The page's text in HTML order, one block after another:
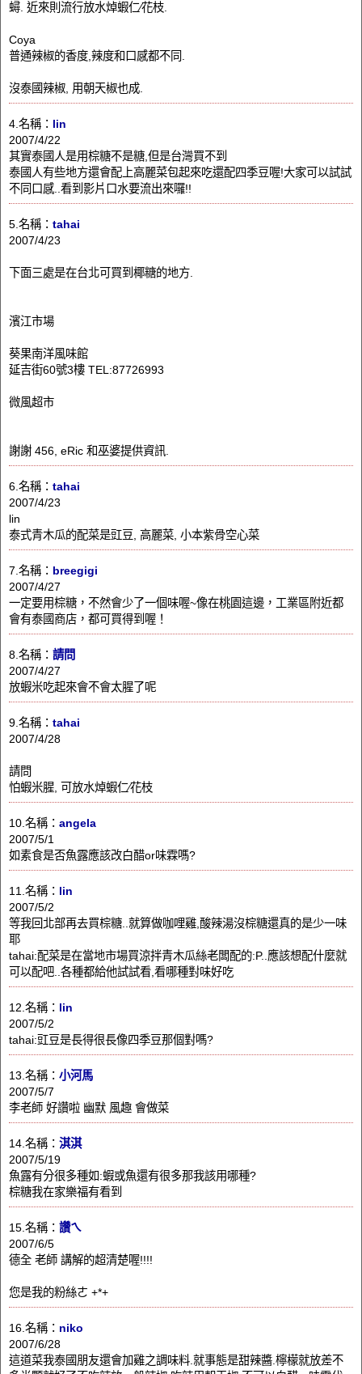
蟳. 近來則流行放水焯蝦仁∕花枝.
Coya
普通辣椒的香度,辣度和口感都不同.
沒泰國辣椒, 用朝天椒也成.
4.名稱： lin
2007/4/22
其實泰國人是用棕糖不是糖,但是台灣買不到
泰國人有些地方還會配上高麗菜包起來吃還配四季豆喔!大家可以試試
不同口感..看到影片口水要流出來囉!!
5.名稱： tahai
2007/4/23
下面三處是在台北可買到椰糖的地方.
濱江市場
葵果南洋風味館
延吉街60號3樓 TEL:87726993
微風超市
謝謝 456, eRic 和巫婆提供資訊.
6.名稱： tahai
2007/4/23
lin
泰式青木瓜的配菜是豇豆, 高麗菜, 小本紫骨空心菜
7.名稱： breegigi
2007/4/27
一定要用棕糖，不然會少了一個味喔~像在桃園這邊，工業區附近都
會有泰國商店，都可買得到喔！
8.名稱： 請問
2007/4/27
放蝦米吃起來會不會太腥了呢
9.名稱： tahai
2007/4/28
請問
怕蝦米腥, 可放水焯蝦仁∕花枝
10.名稱： angela
2007/5/1
如素食是否魚露應該改白醋or味霖嗎?
11.名稱： lin
2007/5/2
等我回北部再去買棕糖..就算做咖哩雞,酸辣湯沒棕糖還真的是少一味
耶
tahai:配菜是在當地市場買涼拌青木瓜絲老闆配的:P..應該想配什麼就
可以配吧..各種都給他試試看,看哪種對味好吃
12.名稱： lin
2007/5/2
tahai:豇豆是長得很長像四季豆那個對嗎?
13.名稱： 小河馬
2007/5/7
李老師 好讚啦 幽默 風趣 會做菜
14.名稱： 淇淇
2007/5/19
魚露有分很多種如:蝦或魚還有很多那我該用哪種?
棕糖我在家樂福有看到
15.名稱： 讚ㄟ
2007/6/5
德全 老師 講解的超清楚喔!!!!
您是我的粉絲ㄜ +*+
16.名稱： niko
2007/6/28
這道菜我泰國朋友還會加雞之調味料.就事態是甜辣醬.檸檬就放差不